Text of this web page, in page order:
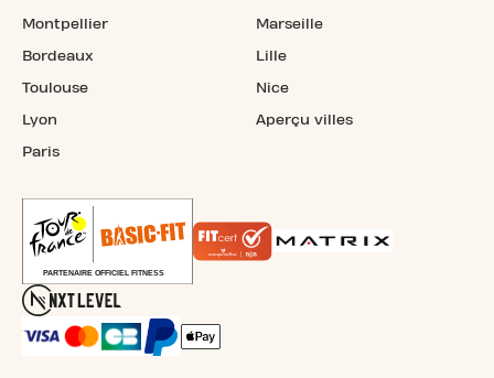
Montpellier
Bordeaux
Toulouse
Lyon
Paris
Marseille
Lille
Nice
Aperçu villes